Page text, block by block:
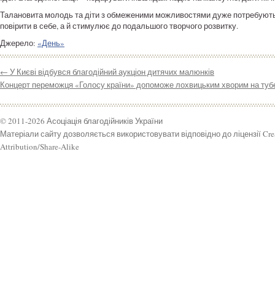
Талановита молодь та діти з обмеженими можливостями дуже
повірити в себе, а й стимулює до подальшого творчого розвитку.
Джерело: «День»
← У Києві відбувся благодійний аукціон дитячих малюнків
Концерт переможця «Голосу країни» допоможе лохвицьким хворим на
© 2011-2026 Асоціація благодійників України
Матеріали сайту дозволяється використовувати відповідно до ліцензії
Attribution/Share-Alike